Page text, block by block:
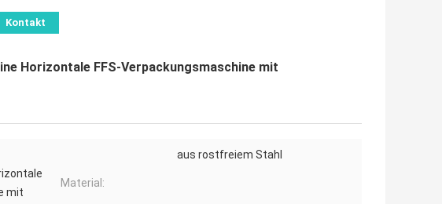
Kontakt
Horizontale FFS-Verpackungsmaschine mit
mit
Material:
aus rostfreiem Stahl